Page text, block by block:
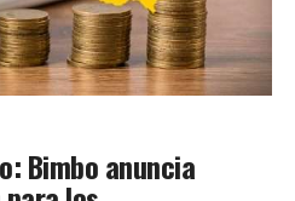
Bimbo anuncia